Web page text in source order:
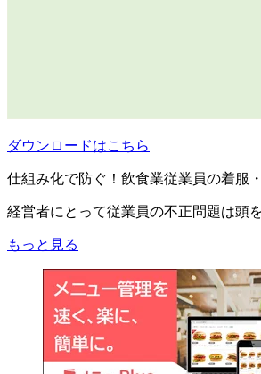
ダウンロードはこちら
仕組み化で防ぐ！飲食業従業員の着服
経営者にとって従業員の不正問題は頭
もっと見る